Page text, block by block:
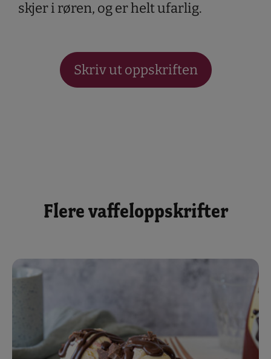
skjer i røren, og er helt ufarlig.
Skriv ut oppskriften
Flere vaffeloppskrifter